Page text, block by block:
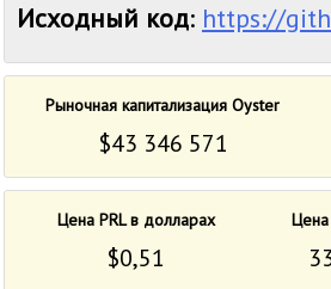
Исходный код: https://
Рыночная капитализация Oyster
$43 346 571
Цена PRL в долларах Цена
$0,51